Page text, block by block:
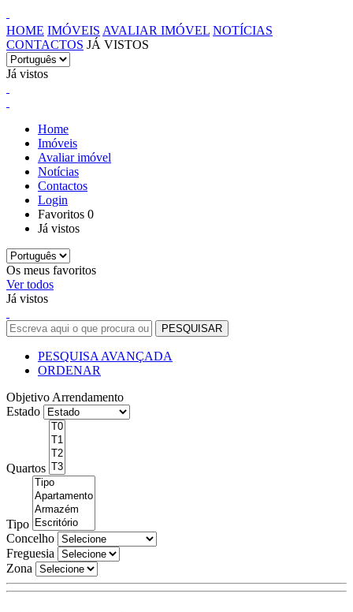
HOME IMÓVEIS AVALIAR IMÓVEL NOTÍCIAS
CONTACTOS JÁ VISTOS
Já vistos
Home
Imóveis
Avaliar imóvel
Notícias
Contactos
Login
Favoritos 0
Já vistos
Os meus favoritos
Ver todos
Já vistos
PESQUISA AVANÇADA
ORDENAR
Objetivo Arrendamento
Estado
Quartos
Tipo
Concelho
Freguesia
Zona